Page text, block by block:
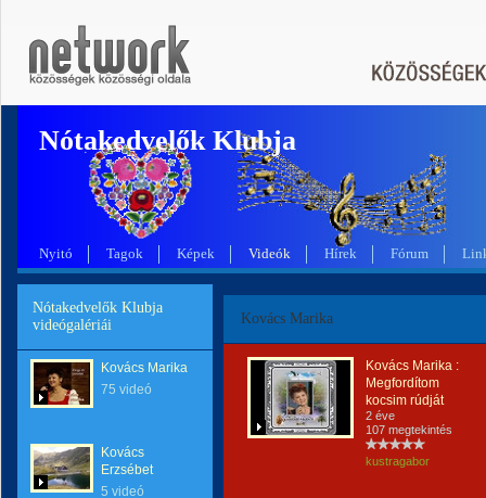
Nótakedvelők Klubja
Nyitó Tagok Képek Videók Hírek Fórum
Nótakedvelők Klubja
videógalériái
Kovács Marika
75 videó
Kovács
Erzsébet
5 videó
Kovács Marika
Kovács Marika :
Megfordítom
kocsim rúdját
2 éve
107 megtekintés
kustragabor